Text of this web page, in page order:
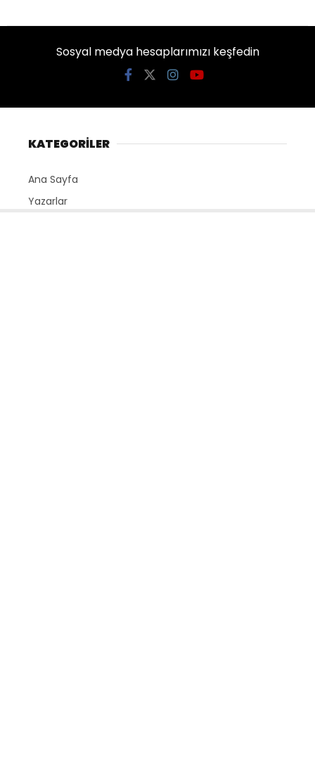
Sosyal medya hesaplarımızı keşfedin
KATEGORİLER
Ana Sayfa
Yazarlar